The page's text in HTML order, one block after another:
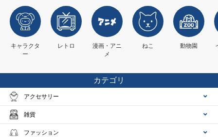
キャラクタ
ー
レトロ
漫画・アニ
メ
ねこ 動物園
カテゴリ
アクセサリー
雑貨
ファッション